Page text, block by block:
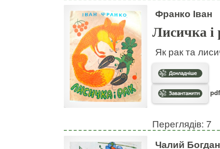
Франко Іван
Лисичка і
Як рак та
Переглядів: 7
Чалий